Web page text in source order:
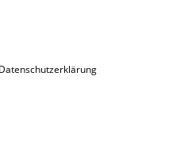
Datenschutzerklärung